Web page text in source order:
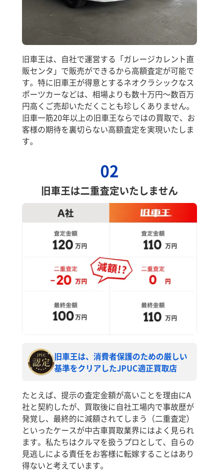
旧車王は、自社で運営する「ガレージカレント直
販センタ」で販売ができるから高額査定が可能で
す。特に旧車王が得意とするネオクラシックなス
ポーツカーなどは、相場よりも数十万円～数百万
円高くご売却いただくことも珍しくありません。
旧車一筋20年以上の旧車王ならではの買取で、お
客様の期待を裏切らない高額査定を実現いたしま
す。
02
旧車王は二重査定いたしません
旧車王は、消費者保護のための厳しい
基準をクリアしたJPUC適正買取店
たとえば、提示の査定金額が高いことを理由にA
社と契約したが、買取後に自社工場内で事故歴が
発覚し、最終的に減額されてしまう（二重査定）
といったケースが中古車買取業界にはよく見られ
ます。私たちはクルマを扱うプロとして、自らの
見逃しによる責任をお客様に転嫁することはあり
得ないと考えています。